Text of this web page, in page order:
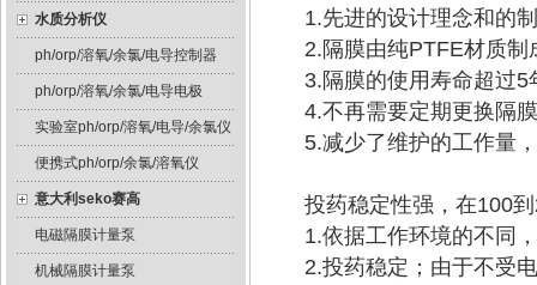
水质分析仪
ph/orp/溶氧/余氯/电导控制器
ph/orp/溶氧/余氯/电导电极
实验室ph/orp/溶氧/电导/余氯仪
便携式ph/orp/余氯/溶氧仪
意大利seko赛高
电磁隔膜计量泵
机械隔膜计量泵
1.先进的设计理念和的
2.隔膜由纯PTFE材质
3.隔膜的使用寿命超过5
4.不再需要定期更换隔
5.减少了维护的工作量
投药稳定性强，在100
1.依据工作环境的不同
2.投药稳定；由于不受